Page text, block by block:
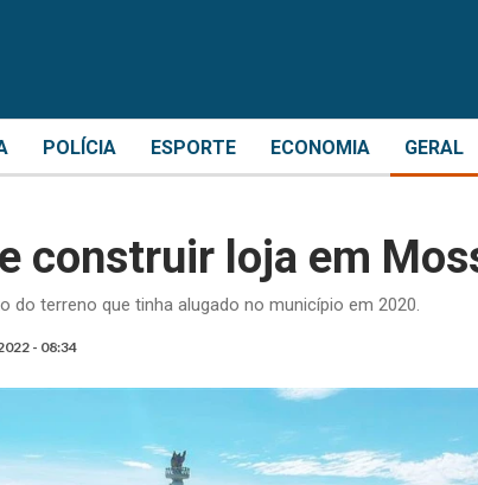
POLÍCIA ESPORTE ECONOMIA GERAL
construir loja em
do terreno que tinha alugado no município em 2020.
- 08:34